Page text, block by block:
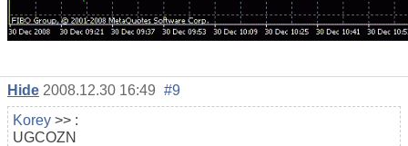
Hide 2008.12.30 16:49 #9
Korey >> :
UGCOZN